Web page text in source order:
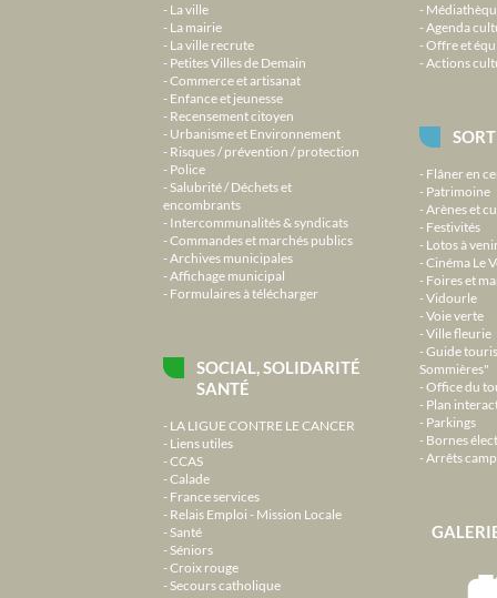
La ville
La mairie
La ville recrute
Petites Villes de Demain
Commerce et artisanat
Enfance et jeunesse
Recensement citoyen
Urbanisme et Environnement
Risques / prévention / protection
Police
Salubrité / Déchets et
encombrants
Intercommunalités & syndicats
Commandes et marchés publics
Archives municipales
Affichage municipal
Formulaires à télécharger
SOCIAL, SOLIDARITÉ
SANTÉ
LA LIGUE CONTRE LE CANCER
Liens utiles
CCAS
Calade
France services
Relais Emploi - Mission Locale
Santé
Séniors
Croix rouge
Secours catholique
Agenda
Offre et
Actions
Flâner en
Patrimoine
Arènes et
Festivités
Lotos à
Cinéma Le
Foires et
Vidourle
Voie verte
Ville fleurie
Guide
Sommières"
Office du
Plan
Parkings
Bornes
Arrêts